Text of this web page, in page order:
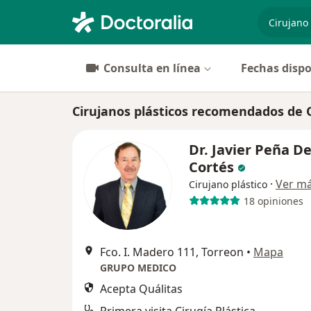
Consulta en línea Fechas
Cirujanos plásticos recomendados de
Dr. Javier Peña
Cortés
Cirujano plástico · Ver
18 opiniones
Fco. I. Madero 111, Torreon • Mapa
GRUPO MEDICO
Acepta Quálitas